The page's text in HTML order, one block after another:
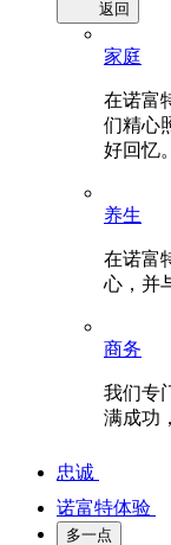
返回
家庭
在诺富
们精心
好回忆。
养生
在诺富
心，并
商务
我们专
满成功
忠诚
诺富特体验
多一点